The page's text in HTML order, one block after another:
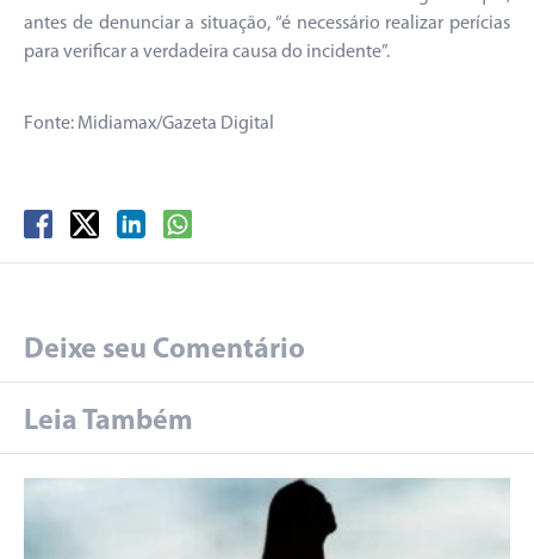
antes de denunciar a situação, “é necessário realizar perícias
para verificar a verdadeira causa do incidente”.
Fonte: Midiamax/Gazeta Digital
Deixe seu Comentário
Leia Também